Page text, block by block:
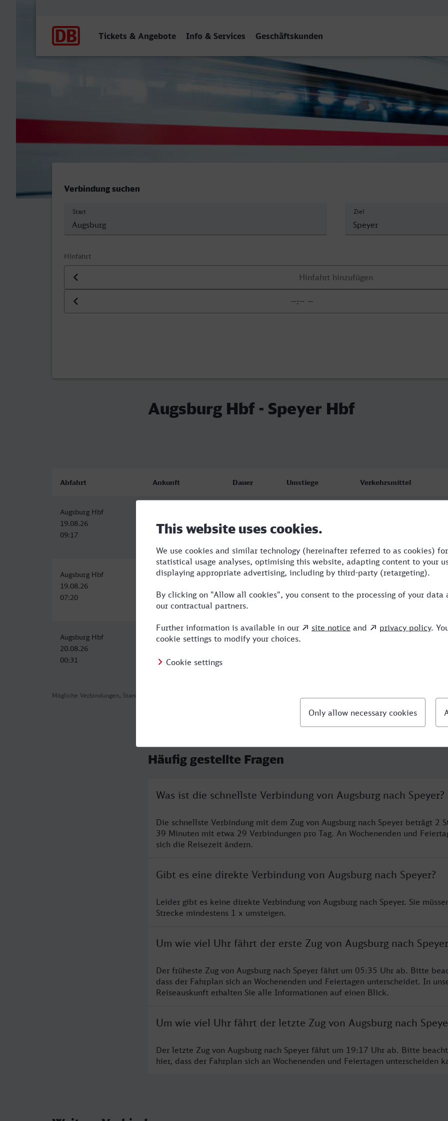
Tickets & Angebote Info & Services Geschäftskunden
Verbindung suchen
Start Ziel
Hinfahrt
Datum der Hinfahrt
Uhrzeit der Hinfahrt
Augsburg Hbf - Speyer Hbf
Mögliche Verbindungen, Stand: 2026-08-05 06:10
Abfahrt Ankunft Dauer Umstiege Verkehrsmittel
Augsburg Hbf
19.08.26
09:17
19.08.26
11:56
Augsburg Hbf
19.08.26
07:20
Speyer Hbf
10:46
3:26 1 TGV,RE
Augsburg Hbf
20.08.26
00:31
Speyer Hbf
07:12
6:41 1
Häufig gestellte Fragen
Was ist die schnellste Verbindung von Augsburg nach Speyer?
Die schnellste Verbindung mit dem Zug von Augsburg nach Speyer beträgt 2
39 Minuten mit etwa 29 Verbindungen pro Tag. An Wochenenden und
sich die Reisezeit ändern.
Gibt es eine direkte Verbindung von Augsburg nach Speyer?
Leider gibt es keine direkte Verbindung von Augsburg nach Speyer. Sie
Strecke mindestens 1 x umsteigen.
Um wie viel Uhr fährt der erste Zug von Augsburg nach
Der früheste Zug von Augsburg nach Speyer fährt um 05:35 Uhr ab. Bitte
dass der Fahrplan sich an Wochenenden und Feiertagen unterscheidet. In
Reiseauskunft erhalten Sie alle Informationen auf einen Blick.
Um wie viel Uhr fährt der letzte Zug von Augsburg nach
Der letzte Zug von Augsburg nach Speyer fährt um 19:17 Uhr ab. Bitte
hier, dass der Fahrplan sich an Wochenenden und Feiertagen unterscheiden